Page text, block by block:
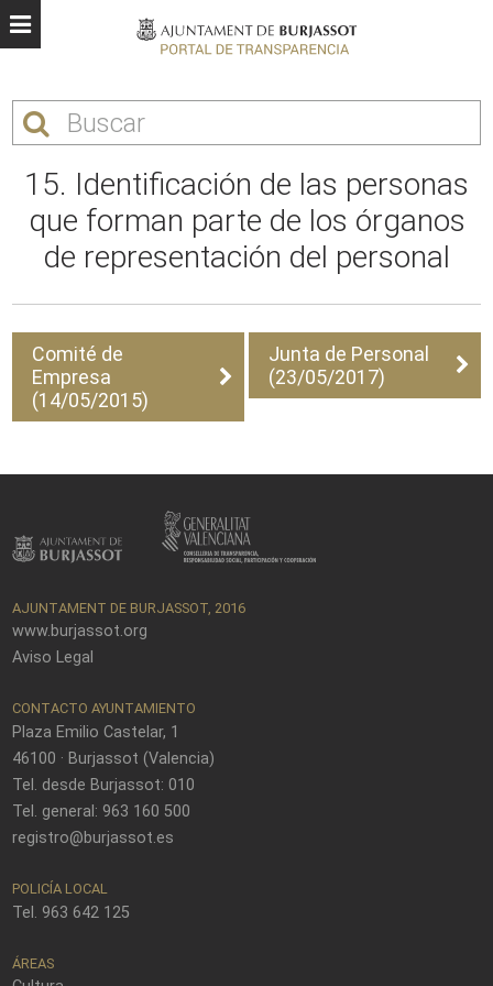
15. Identificación de las personas
que forman parte de los órganos
de representación del personal
Comité de
Empresa
(14/05/2015)
Junta de Personal
(23/05/2017)
AJUNTAMENT DE BURJASSOT, 2016
www.burjassot.org
Aviso Legal
CONTACTO AYUNTAMIENTO
Plaza Emilio Castelar, 1
46100 · Burjassot (Valencia)
Tel. desde Burjassot: 010
Tel. general: 963 160 500
registro@burjassot.es
POLICÍA LOCAL
Tel. 963 642 125
ÁREAS